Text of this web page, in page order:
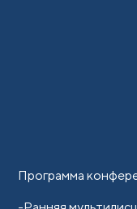
Программа